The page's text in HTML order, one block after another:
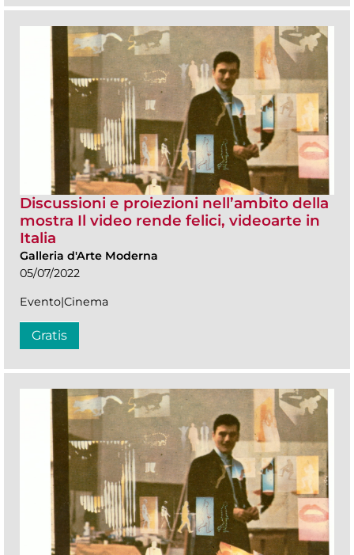
Discussioni e proiezioni nell’ambito della
mostra Il video rende felici, videoarte in
Italia
Galleria d'Arte Moderna
05/07/2022
Evento|Cinema
Gratis